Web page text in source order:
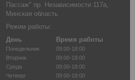
Пассаж" пр. Независимости 117а,
Минская область
Режим работы:
День
Время работы
Понедельник
09:00-18:00
Вторник
09:00-18:00
Среда
09:00-18:00
Четверг
09:00-18:00